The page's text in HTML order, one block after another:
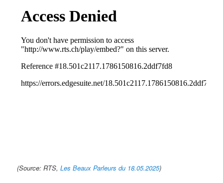
(Source: RTS,Les Beaux Parleurs du 18.05.2025)